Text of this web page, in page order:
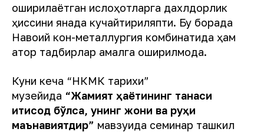
оширилаётган ислоҳотларга дахлдорлик
ҳиссини янада кучайтириляпти. Бу борада
Навоий кон-металлургия комбинатида ҳам
қатор тадбирлар амалга оширилмоқда.
Куни кеча “НКМК тарихи”
музейида “Жамият ҳаётининг танаси
иқтисод бўлса, унинг жони ва руҳи
маънавиятдир” мавзуида семинар ташкил